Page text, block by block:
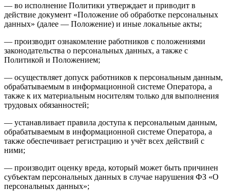
— во исполнение Политики утверждает и приводит в
действие документ «Положение об обработке персональных
данных» (далее — Положение) и иные локальные акты;
— производит ознакомление работников с положениями
законодательства о персональных данных, а также с
Политикой и Положением;
— осуществляет допуск работников к персональным данным,
обрабатываемым в информационной системе Оператора, а
также к их материальным носителям только для выполнения
трудовых обязанностей;
— устанавливает правила доступа к персональным данным,
обрабатываемым в информационной системе Оператора, а
также обеспечивает регистрацию и учёт всех действий с
ними;
— производит оценку вреда, который может быть причинен
субъектам персональных данных в случае нарушения ФЗ «О
персональных данных»;